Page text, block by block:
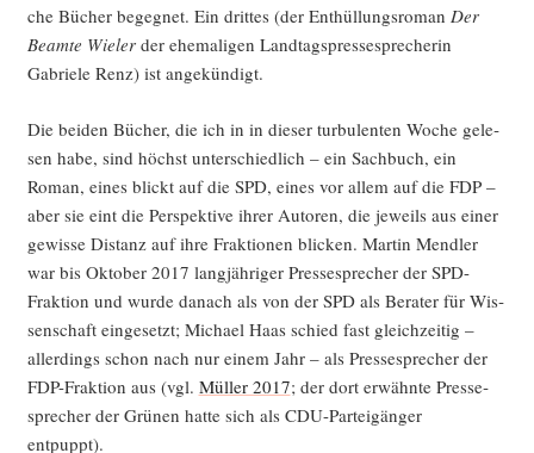
che Bücher begeg­net. Ein drit­tes (der Ent­hül­lungs­ro­man Der
Beam­te Wie­lerder ehe­ma­li­gen Land­tags­pres­se­spre­che­rin
Gabrie­le Renz) ist angekündigt.
Die bei­den Bücher, die ich in in die­ser tur­bu­len­ten Woche gele­
sen habe, sind höchst unter­schied­lich – ein Sach­buch, ein
Roman, eines blickt auf die SPD, eines vor allem auf die FDP –
aber sie eint die Per­spek­ti­ve ihrer Autoren, die jeweils aus einer
gewis­se Distanz auf ihre Frak­tio­nen bli­cken. Mar­tin Mend­ler
war bis Okto­ber 2017 lang­jäh­ri­ger Pres­se­spre­cher der SPD-
Frak­ti­on und wur­de danach als von der SPD als Bera­ter für Wis­
sen­schaft ein­ge­setzt; Micha­el Haas schied fast gleich­zei­tig –
aller­dings schon nach nur einem Jahr – als Pres­se­spre­cher der
FDP-Frak­ti­on aus (vgl. Mül­ler 2017; der dort erwähn­te Pres­se­
spre­cher der Grü­nen hat­te sich als CDU-Par­tei­gän­ger
entpuppt).